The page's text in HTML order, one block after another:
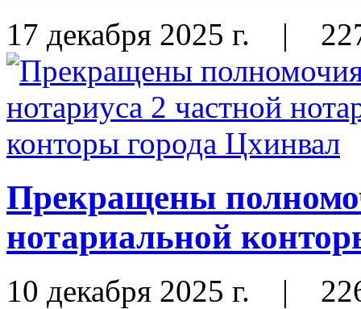
17 декабря 2025 г. |
Прекращены
нотариальной
10 декабря 2025 г. |